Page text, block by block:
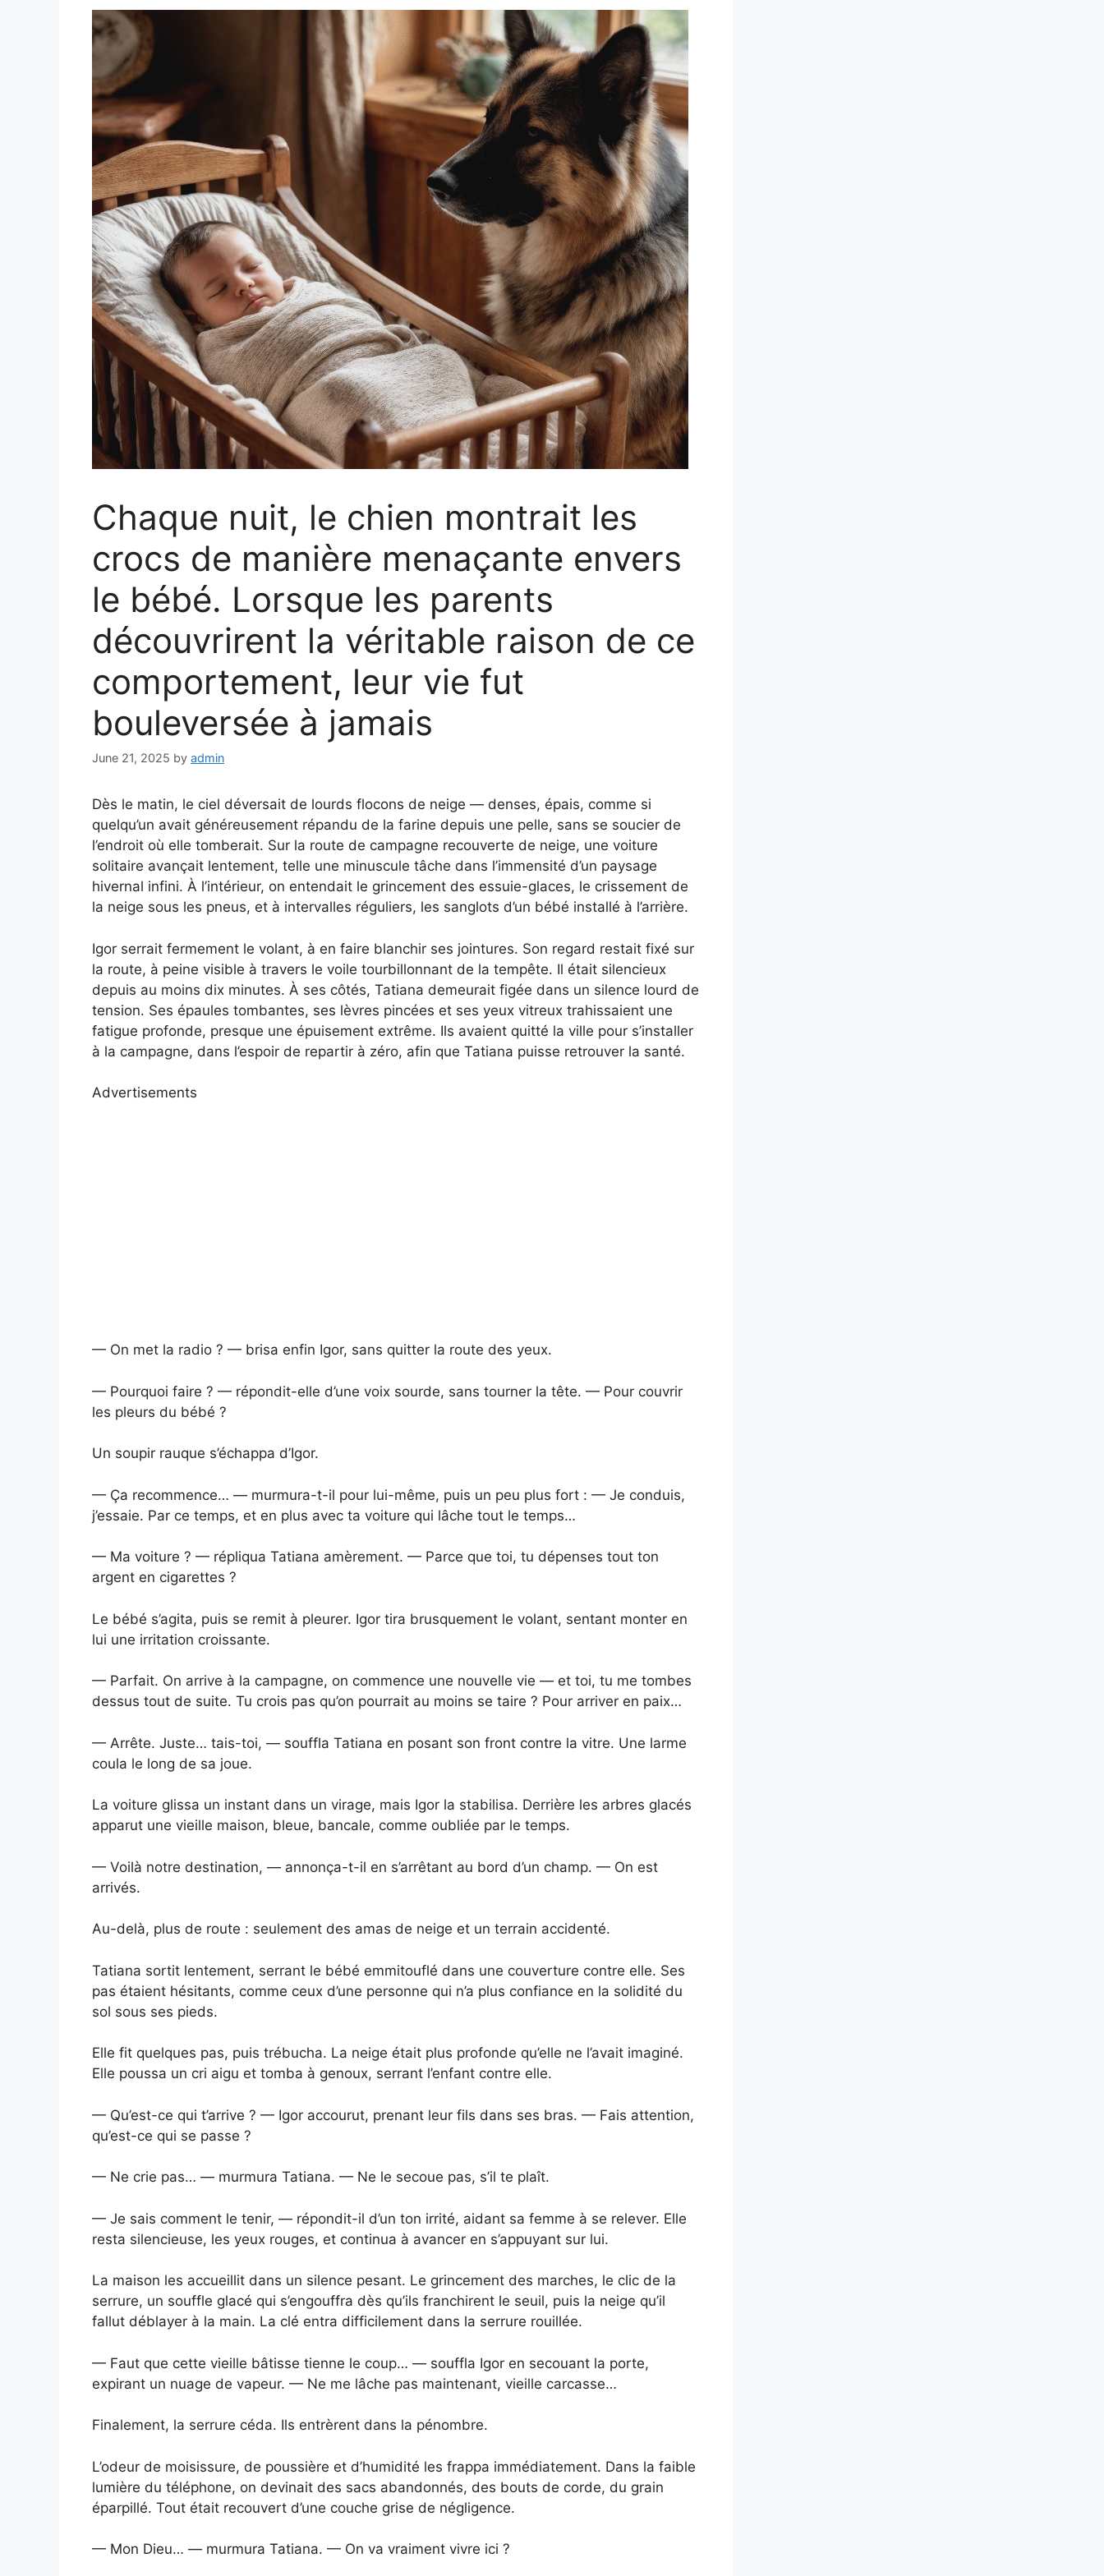
Chaque nuit, le chien montrait les
crocs de manière menaçante envers
le bébé. Lorsque les parents
découvrirent la véritable raison de ce
comportement, leur vie fut
bouleversée à jamais
June 21, 2025 by admin
Dès le matin, le ciel déversait de lourds flocons de neige — denses, épais, comme si
quelqu’un avait généreusement répandu de la farine depuis une pelle, sans se soucier de
l’endroit où elle tomberait. Sur la route de campagne recouverte de neige, une voiture
solitaire avançait lentement, telle une minuscule tâche dans l’immensité d’un paysage
hivernal infini. À l’intérieur, on entendait le grincement des essuie-glaces, le crissement de
la neige sous les pneus, et à intervalles réguliers, les sanglots d’un bébé installé à l’arrière.
Igor serrait fermement le volant, à en faire blanchir ses jointures. Son regard restait fixé sur
la route, à peine visible à travers le voile tourbillonnant de la tempête. Il était silencieux
depuis au moins dix minutes. À ses côtés, Tatiana demeurait figée dans un silence lourd de
tension. Ses épaules tombantes, ses lèvres pincées et ses yeux vitreux trahissaient une
fatigue profonde, presque une épuisement extrême. Ils avaient quitté la ville pour s’installer
à la campagne, dans l’espoir de repartir à zéro, afin que Tatiana puisse retrouver la santé.
Advertisements
— On met la radio ? — brisa enfin Igor, sans quitter la route des yeux.
— Pourquoi faire ? — répondit-elle d’une voix sourde, sans tourner la tête. — Pour couvrir
les pleurs du bébé ?
Un soupir rauque s’échappa d’Igor.
— Ça recommence… — murmura-t-il pour lui-même, puis un peu plus fort : — Je conduis,
j’essaie. Par ce temps, et en plus avec ta voiture qui lâche tout le temps…
— Ma voiture ? — répliqua Tatiana amèrement. — Parce que toi, tu dépenses tout ton
argent en cigarettes ?
Le bébé s’agita, puis se remit à pleurer. Igor tira brusquement le volant, sentant monter en
lui une irritation croissante.
— Parfait. On arrive à la campagne, on commence une nouvelle vie — et toi, tu me tombes
dessus tout de suite. Tu crois pas qu’on pourrait au moins se taire ? Pour arriver en paix…
— Arrête. Juste… tais-toi, — souffla Tatiana en posant son front contre la vitre. Une larme
coula le long de sa joue.
La voiture glissa un instant dans un virage, mais Igor la stabilisa. Derrière les arbres glacés
apparut une vieille maison, bleue, bancale, comme oubliée par le temps.
— Voilà notre destination, — annonça-t-il en s’arrêtant au bord d’un champ. — On est
arrivés.
Au-delà, plus de route : seulement des amas de neige et un terrain accidenté.
Tatiana sortit lentement, serrant le bébé emmitouflé dans une couverture contre elle. Ses
pas étaient hésitants, comme ceux d’une personne qui n’a plus confiance en la solidité du
sol sous ses pieds.
Elle fit quelques pas, puis trébucha. La neige était plus profonde qu’elle ne l’avait imaginé.
Elle poussa un cri aigu et tomba à genoux, serrant l’enfant contre elle.
— Qu’est-ce qui t’arrive ? — Igor accourut, prenant leur fils dans ses bras. — Fais attention,
qu’est-ce qui se passe ?
— Ne crie pas… — murmura Tatiana. — Ne le secoue pas, s’il te plaît.
— Je sais comment le tenir, — répondit-il d’un ton irrité, aidant sa femme à se relever. Elle
resta silencieuse, les yeux rouges, et continua à avancer en s’appuyant sur lui.
La maison les accueillit dans un silence pesant. Le grincement des marches, le clic de la
serrure, un souffle glacé qui s’engouffra dès qu’ils franchirent le seuil, puis la neige qu’il
fallut déblayer à la main. La clé entra difficilement dans la serrure rouillée.
— Faut que cette vieille bâtisse tienne le coup… — souffla Igor en secouant la porte,
expirant un nuage de vapeur. — Ne me lâche pas maintenant, vieille carcasse…
Finalement, la serrure céda. Ils entrèrent dans la pénombre.
L’odeur de moisissure, de poussière et d’humidité les frappa immédiatement. Dans la faible
lumière du téléphone, on devinait des sacs abandonnés, des bouts de corde, du grain
éparpillé. Tout était recouvert d’une couche grise de négligence.
— Mon Dieu… — murmura Tatiana. — On va vraiment vivre ici ?